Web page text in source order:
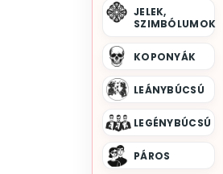
Disney Gonoszok
Disney Hercegnők
Donnie Darko
Dragon Ball
Euphoria
Fallout
Fantasy
JELEK,
SZIMBÓLUMOK
KOPONYÁK
LEÁNYBÚCSÚ
LEGÉNYBÚCSÚ
PÁROS